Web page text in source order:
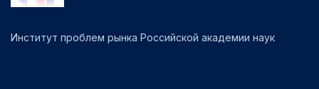
Институт проблем рынка Российской академии наук